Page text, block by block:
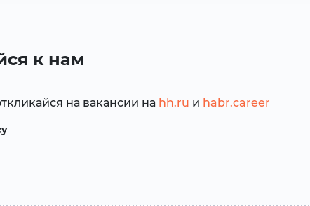
к нам
на вакансии на hh.ru и habr.career